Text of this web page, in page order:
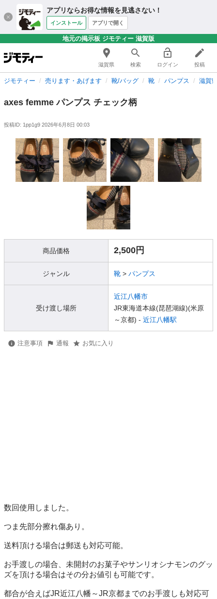
アプリならお得な情報を見逃さない！
インストール アプリで開く
地元の掲示板 ジモティー 滋賀版
滋賀県 検索 ログイン 投稿
ジモティー 売ります・あげます 靴/バッグ 靴 パンプス 滋賀
axes femme パンプス チェック柄
投稿ID: 1pp1g9 2026年6月8日 00:03
商品価格 2,500円
ジャンル 靴 > パンプス
受け渡し場所
近江八幡市
JR東海道本線(琵琶湖線)(米原
～京都) - 近江八幡駅
注意事項 通報 お気に入り
数回使用しました。
つま先部分擦れ傷あり。
送料頂ける場合は郵送も対応可能。
お手渡しの場合、未開封のお菓子やサンリオシナモンのグッ
ズを頂ける場合はその分お値引も可能です。
都合が合えばJR近江八幡～JR京都までのお手渡しも対応可